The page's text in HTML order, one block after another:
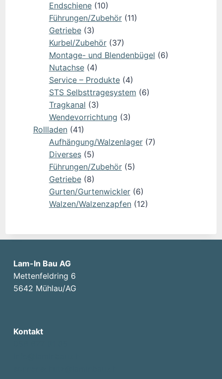
Endschiene(10)
Führungen/Zubehör(11)
Getriebe(3)
Kurbel/Zubehör(37)
Montage- und Blendenbügel (6)
Nutachse(4)
Service – Produkte(4)
STS Selbsttragesystem (6)
Tragkanal (3)
Wendevorrichtung (3)
Rollladen(41)
Aufhängung/Walzenlager(7)
Diverses(5)
Führungen/Zubehör(5)
Getriebe(8)
Gurten/Gurtenwickler(6)
Walzen/Walzenzapfen(12)
Lam-In Bau AG
Mettenfeldring 6
5642 Mühlau/AG
Kontakt